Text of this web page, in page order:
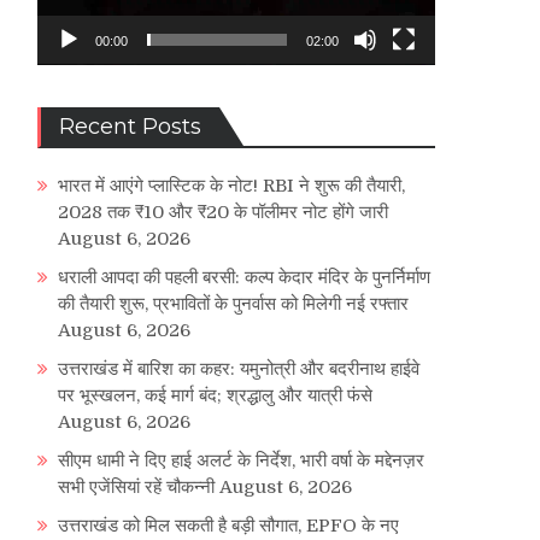
00:00 02:00
Recent Posts
भारत में आएंगे प्लास्टिक के नोट! RBI ने शुरू की तैयारी,
2028 तक ₹10 और ₹20 के पॉलीमर नोट होंगे जारी
August 6, 2026
धराली आपदा की पहली बरसी: कल्प केदार मंदिर के पुनर्निर्माण
की तैयारी शुरू, प्रभावितों के पुनर्वास को मिलेगी नई रफ्तार
August 6, 2026
उत्तराखंड में बारिश का कहर: यमुनोत्री और बदरीनाथ हाईवे
पर भूस्खलन, कई मार्ग बंद; श्रद्धालु और यात्री फंसे
August 6, 2026
सीएम धामी ने दिए हाई अलर्ट के निर्देश, भारी वर्षा के मद्देनज़र
सभी एजेंसियां रहें चौकन्नी August 6, 2026
उत्तराखंड को मिल सकती है बड़ी सौगात, EPFO के नए